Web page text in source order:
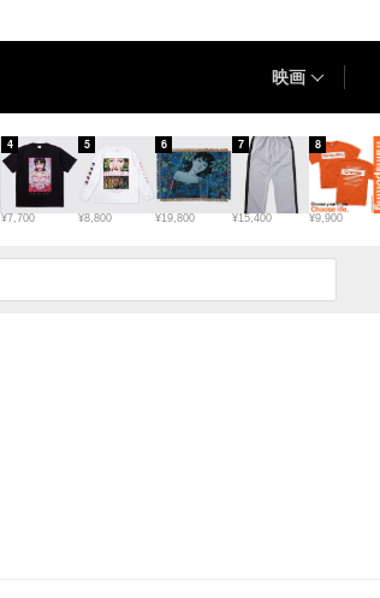
映画
¥7,700
4
¥8,800
5
¥19,800
6
¥15,400
7
¥9,900
8